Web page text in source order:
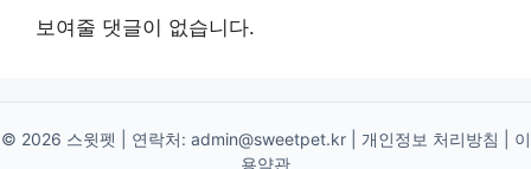
보여줄 댓글이 없습니다.
© 2026 스윗펫 | 연락처: admin@sweetpet.kr| 개인정보 처리방침
이
용약관